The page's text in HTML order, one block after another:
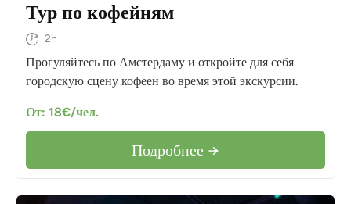
Тур по кофейням
2h
Прогуляйтесь по Амстердаму и откройте для себя
городскую сцену кофеен во время этой экскурсии.
От: 18€/чел.
Подробнее →